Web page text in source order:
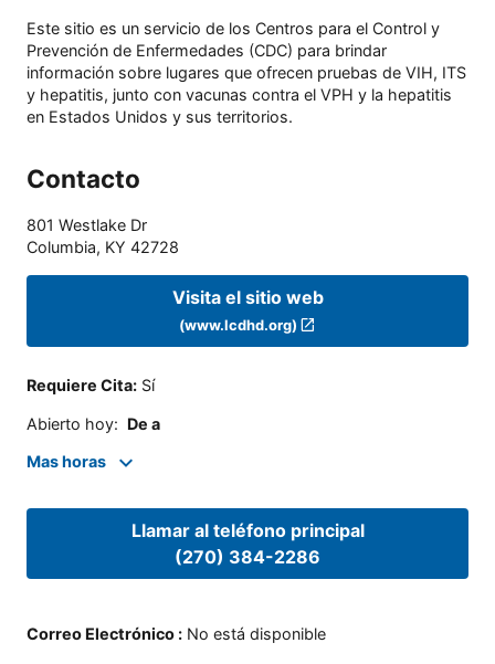
Este sitio es un servicio de los Centros para el Control y
Prevención de Enfermedades (CDC) para brindar
información sobre lugares que ofrecen pruebas de VIH, ITS
y hepatitis, junto con vacunas contra el VPH y la hepatitis
en Estados Unidos y sus territorios.
Contacto
801 Westlake Dr
Columbia, KY 42728
Visita el sitio web
(www.lcdhd.org)
Requiere Cita: Sí
Abierto hoy: De a
Mas horas
Llamar al teléfono principal
(270) 384-2286
Correo Electrónico : No está disponible